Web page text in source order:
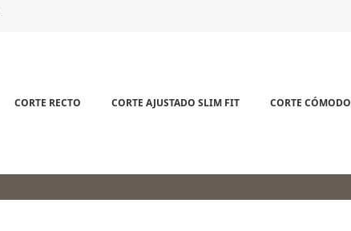
CORTE RECTO CORTE AJUSTADO SLIM FIT CORTE CÓMODO